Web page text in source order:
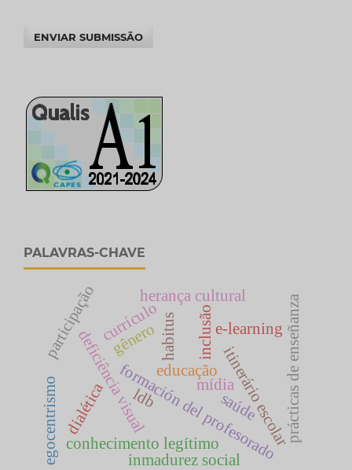
ENVIAR SUBMISSÃO
PALAVRAS-CHAVE
educação
deficiência visual inclusão e-learning
formación del profesoradoprácticas de enseñanza
habitus
herança cultural
itinerário escolar
conhecimento legítimo
saúde
participação
dialética
inmadurez social
egocentrismo
currículo
ldb
gênero
mídia